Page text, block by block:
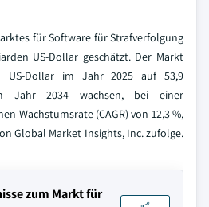
für Software für Strafverfolgung
US-Dollar geschätzt. Der Markt
US-Dollar im Jahr 2025 auf 53,9
Jahr 2034 wachsen, bei einer
Wachstumsrate (CAGR) von 12,3 %,
Global Market Insights, Inc. zufolge.
zum Markt für